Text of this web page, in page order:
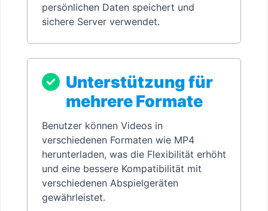
persönlichen Daten speichert und
sichere Server verwendet.
Unterstützung für
mehrere Formate
Benutzer können Videos in
verschiedenen Formaten wie MP4
herunterladen, was die Flexibilität erhöht
und eine bessere Kompatibilität mit
verschiedenen Abspielgeräten
gewährleistet.